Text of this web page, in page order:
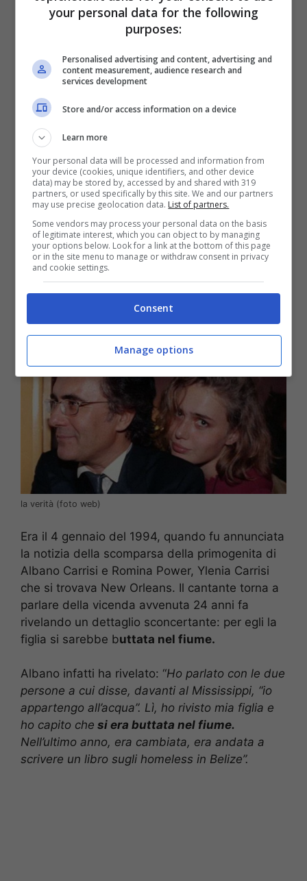
Insieme realizzeranno una serie di successi che
hanno cambiato il modo di comunicare e fare
musica, ricordiamo Nostalgia Canaglia, Felicità
e Ci sarà, brano che ha vinto al Festival di
Sanremo. Insieme hanno avuto quattro figli
Ylenia, Yari Marco, Cristél e Romina Jr e come
molti sapranno, la primogenita scomparve in
circostanze misteriose nel 1994 e proprio il
cantante ha svelato i dettagli della vicenda.
Il retroscena svelato da
la verità (foto web)
Era il 4 gennaio del 1994, quando fu annunciata
la notizia della scomparsa della primogenita di
Albano Carrisi e Romina Power, Ylenia Carrisi
che si trovava New Orleans. Il cantante torna a
parlare della vicenda avvenuta 24 anni fa
rivelando un dettaglio sconcertante: per egli la
figlia si sarebbe buttata nel fiume.
Albano infatti ha rivelato: “Ho parlato con le due
persone a cui disse, davanti al Mississippi, “io
appartengo all’acqua”. Lì, ho rivisto mia figlia e
ho capito che si era buttata nel fiume.
Nell’ultimo anno, era cambiata, era andata a
scrivere un libro sugli homeless in Belize”.
your personal data for the following
purposes:
Personalised advertising and content, advertising and
content measurement, audience research and
services development
Store and/or access information on a device
Learn more
Your personal data will be processed and information from
your device (cookies, unique identifiers, and other device
data) may be stored by, accessed by and shared with 319
partners, or used specifically by this site. We and our partners
may use precise geolocation data. List of partners.
Some vendors may process your personal data on the basis
of legitimate interest, which you can object to by managing
your options below. Look for a link at the bottom of this page
or in the site menu to manage or withdraw consent in privacy
and cookie settings.
Consent
Manage options